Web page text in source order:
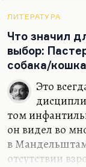
настоящий.
подборки
его пометками
Иногда
строфы». Он
выбивал
Он…
ЛИТЕРАТУРА
Что значил
выбор:
собака/
Это
том
он видел во
в
отсутствии